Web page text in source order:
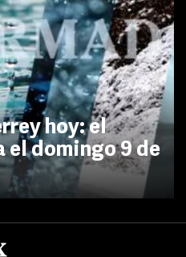
hoy: el
domingo 9 de